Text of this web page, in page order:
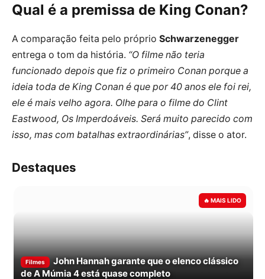
Qual é a premissa de King Conan?
A comparação feita pelo próprio Schwarzenegger
entrega o tom da história. “O filme não teria
funcionado depois que fiz o primeiro Conan porque a
ideia toda de King Conan é que por 40 anos ele foi rei,
ele é mais velho agora. Olhe para o filme do Clint
Eastwood, Os Imperdoáveis. Será muito parecido com
isso, mas com batalhas extraordinárias”, disse o ator.
Destaques
Filmes
John Hannah garante que o elenco clássico
de A Múmia 4 está quase completo